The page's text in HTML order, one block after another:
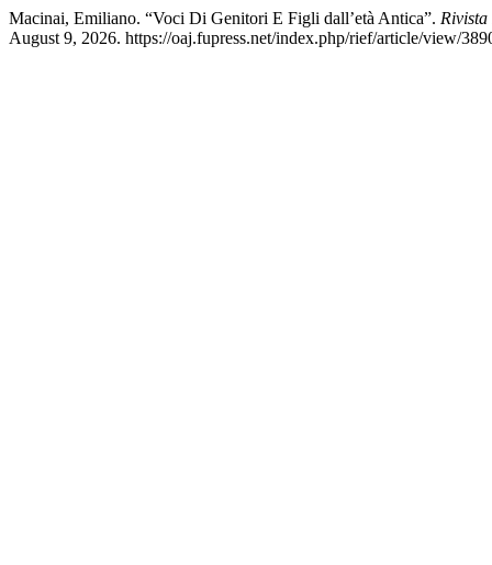
Macinai, Emiliano. “Voci Di Genitori E Figli dall’età Antica”.
August 9, 2026. https://oaj.fupress.net/index.php/rief/article/view/